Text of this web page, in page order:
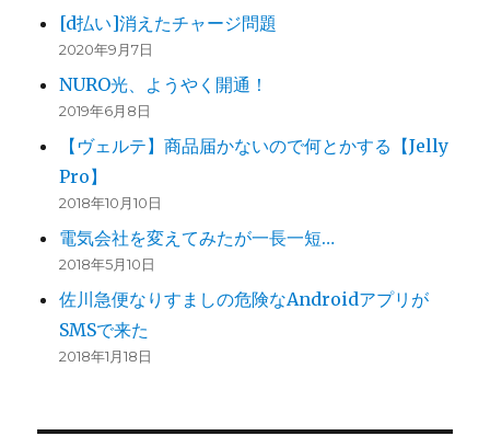
[d払い]消えたチャージ問題
2020年9月7日
NURO光、ようやく開通！
2019年6月8日
【ヴェルテ】商品届かないので何とかする【Jelly
Pro】
2018年10月10日
電気会社を変えてみたが一長一短…
2018年5月10日
佐川急便なりすましの危険なAndroidアプリが
SMSで来た
2018年1月18日